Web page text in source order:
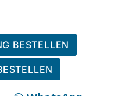
BESTELLEN